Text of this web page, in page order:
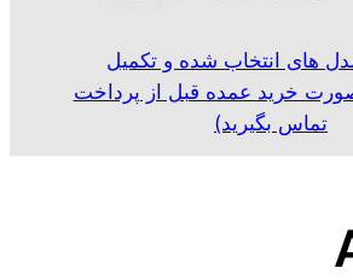
های انتخاب شده و تکمیل
خرید عمده قبل از پرداخت
تماس بگیرید)